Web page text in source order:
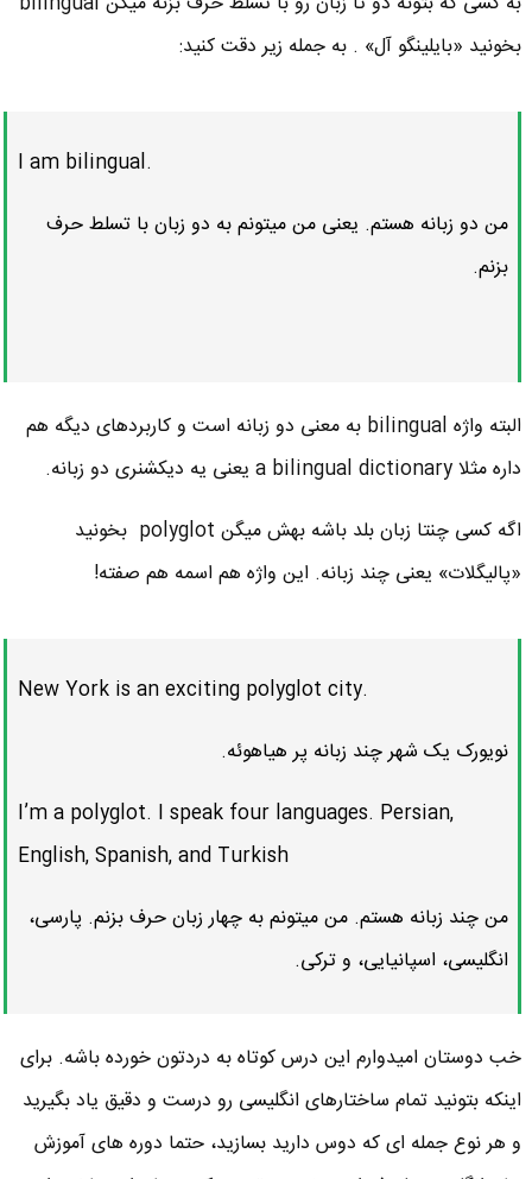
بخونید «بایلینگو آل» . به جمله زیر دقت کنید:
I am bilingual.
من دو زبانه هستم. یعنی من میتونم به دو زبان با تسلط حرف
بزنم.
البته واژه bilingual به معنی دو زبانه است و کاربردهای دیگه هم
داره مثلا a bilingual dictionary یعنی یه دیکشنری دو زبانه.
اگه کسی چنتا زبان بلد باشه بهش میگن polyglot بخونید
«پالیگلات» یعنی چند زبانه. این واژه هم اسمه هم صفته!
New York is an exciting polyglot city.
نویورک یک شهر چند زبانه پر هیاهوئه.
I’m a polyglot. I speak four languages. Persian,
English, Spanish, and Turkish
من چند زبانه هستم. من میتونم به چهار زبان حرف بزنم. پارسی،
انگلیسی، اسپانیایی، و ترکی.
خب دوستان امیدوارم این درس کوتاه به دردتون خورده باشه. برای
اینکه بتونید تمام ساختارهای انگلیسی رو درست و دقیق یاد بگیرید
و هر نوع جمله ای که دوس دارید بسازید، حتما دوره های آموزش